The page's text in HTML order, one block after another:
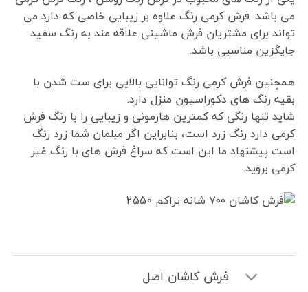
می باشد. فرش کرمی رنگ علاوه بر زیبایی خاصی که دارد می
تواند برای مشتریان فرش ماشینی علاقه مند به رنگ سفید
جایگزین مناسبی باشد.
همچنین فرش کرمی رنگ توانایی بالایی برای ست شدن با
بقیه رنگ های دکوراسیون منزل دارد.
شاید تنها رنگی که کمترین هارمونی و زیبایی را با رنگ فرش
کرمی دارد رنگ زرد است، بنابراین اگر مبلمان شما زرد رنگ
است پیشنهاد ما این است که سراغ فرش های با رنگ غیر
کرمی بروید.
فرش کاشان اصل